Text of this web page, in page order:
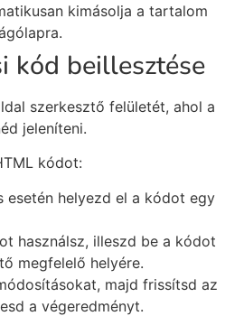
kimásolja a tartalom
kód beillesztése
szerkesztő felületét, ahol a
jeleníteni.
kódot:
esetén helyezd el a kódot egy
használsz, illeszd be a kódot
megfelelő helyére.
majd frissítsd az
a végeredményt.